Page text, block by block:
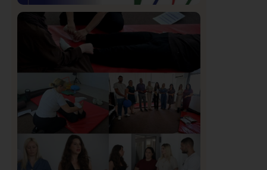
Politika 170
Organizacija žena SDA Sandžaka osudila
tekst Informera o Anisi Fetahović i Adeli